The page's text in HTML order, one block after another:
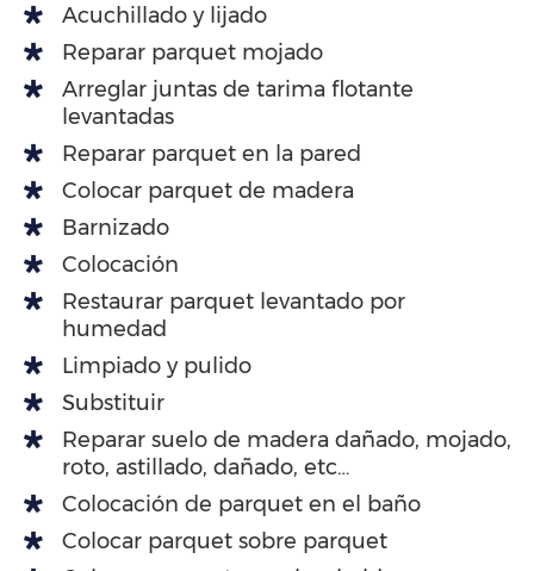
Acuchillado y lijado
Reparar parquet mojado
Arreglar juntas de tarima flotante
levantadas
Reparar parquet en la pared
Colocar parquet de madera
Barnizado
Colocación
Restaurar parquet levantado por
humedad
Limpiado y pulido
Substituir
Reparar suelo de madera dañado, mojado,
roto, astillado, dañado, etc…
Colocación de parquet en el baño
Colocar parquet sobre parquet